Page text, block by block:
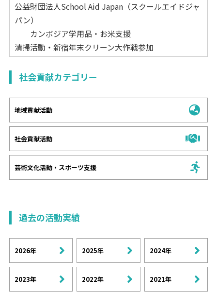
公益財団法人School Aid Japan（スクールエイドジャ
パン）
カンボジア学用品・お米支援
清掃活動・新宿年末クリーン大作戦参加
社会貢献カテゴリー
地域貢献活動
社会貢献活動
芸術文化活動・スポーツ支援
過去の活動実績
2026年 2025年 2024年
2023年 2022年 2021年